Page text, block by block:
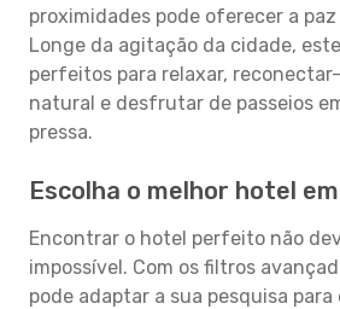
proximidades pode oferecer a
Longe da agitação da cidade,
perfeitos para relaxar,
natural e desfrutar de passeios
pressa.
Escolha o melhor hotel
Encontrar o hotel perfeito não
impossível. Com os filtros
pode adaptar a sua pesquisa